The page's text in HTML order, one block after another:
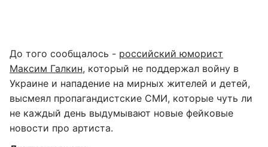
До того сообщалось - российский юморист
Максим Галкин, который не поддержал войну в
Украине и нападение на мирных жителей и детей,
высмеял пропагандистские СМИ, которые чуть ли
не каждый день выдумывают новые фейковые
новости про артиста.